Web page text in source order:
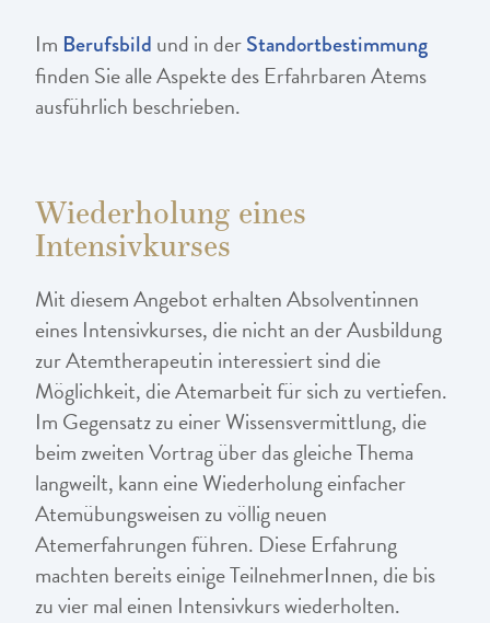
Im Berufsbild und in derStandortbestimmung
finden Sie alle Aspekte des Erfahrbaren Atems
ausführlich beschrieben.
Wiederholung eines
Intensivkurses
Mit diesem Angebot erhalten Absolventinnen
eines Intensivkurses, die nicht an der Ausbildung
zur Atemtherapeutin interessiert sind die
Möglichkeit, die Atemarbeit für sich zu vertiefen.
Im Gegensatz zu einer Wissensvermittlung, die
beim zweiten Vortrag über das gleiche Thema
langweilt, kann eine Wiederholung einfacher
Atemübungsweisen zu völlig neuen
Atemerfahrungen führen. Diese Erfahrung
machten bereits einige TeilnehmerInnen, die bis
zu vier mal einen Intensivkurs wiederholten.